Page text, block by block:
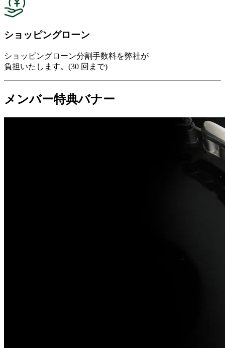
ショッピングローン
ショッピングローン分割手数料を弊社が
負担いたします。(30 回まで)
メンバー特典バナー